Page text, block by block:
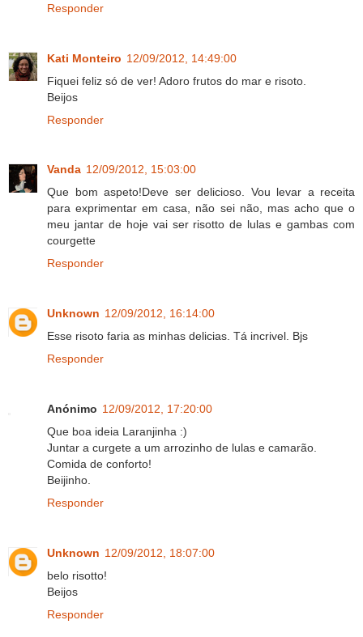
Responder
Kati Monteiro 12/09/2012, 14:49:00
Fiquei feliz só de ver! Adoro frutos do mar e risoto.
Beijos
Responder
Vanda 12/09/2012, 15:03:00
Que bom aspeto!Deve ser delicioso. Vou levar a receita
para exprimentar em casa, não sei não, mas acho que o
meu jantar de hoje vai ser risotto de lulas e gambas com
courgette
Responder
Unknown 12/09/2012, 16:14:00
Esse risoto faria as minhas delicias. Tá incrivel. Bjs
Responder
Anónimo 12/09/2012, 17:20:00
Que boa ideia Laranjinha :)
Juntar a curgete a um arrozinho de lulas e camarão.
Comida de conforto!
Beijinho.
Responder
Unknown 12/09/2012, 18:07:00
belo risotto!
Beijos
Responder